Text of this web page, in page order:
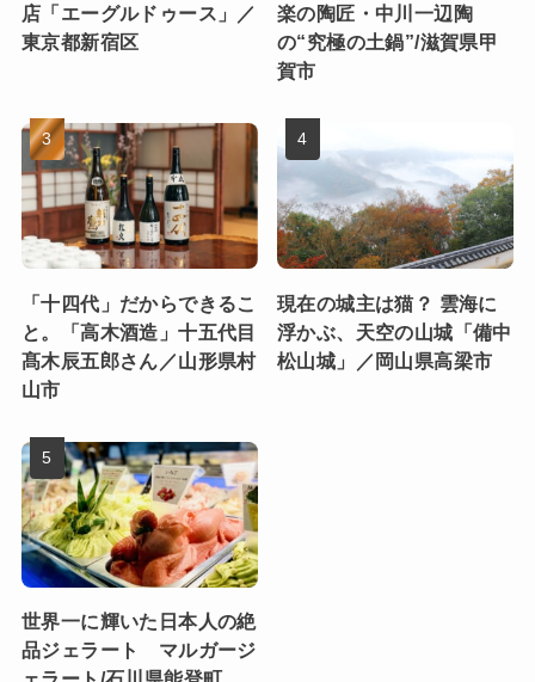
店「エーグルドゥース」／
東京都新宿区
楽の陶匠・中川一辺陶
の“究極の土鍋”/滋賀県甲
賀市
「十四代」だからできるこ
と。「高木酒造」十五代目
髙木辰五郎さん／山形県村
山市
現在の城主は猫？ 雲海に
浮かぶ、天空の山城「備中
松山城」／岡山県高梁市
世界一に輝いた日本人の絶
品ジェラート マルガージ